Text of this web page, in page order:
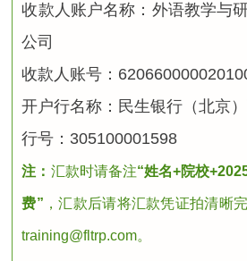
收款人账户名称：外语教学与
公司
收款人账号：
开户行名称：民生银行（北京
行号：305100001598
注： 汇款时请备注“姓名+院校
费” ，汇款后请将汇款凭证拍清晰
training@fltrp.com。